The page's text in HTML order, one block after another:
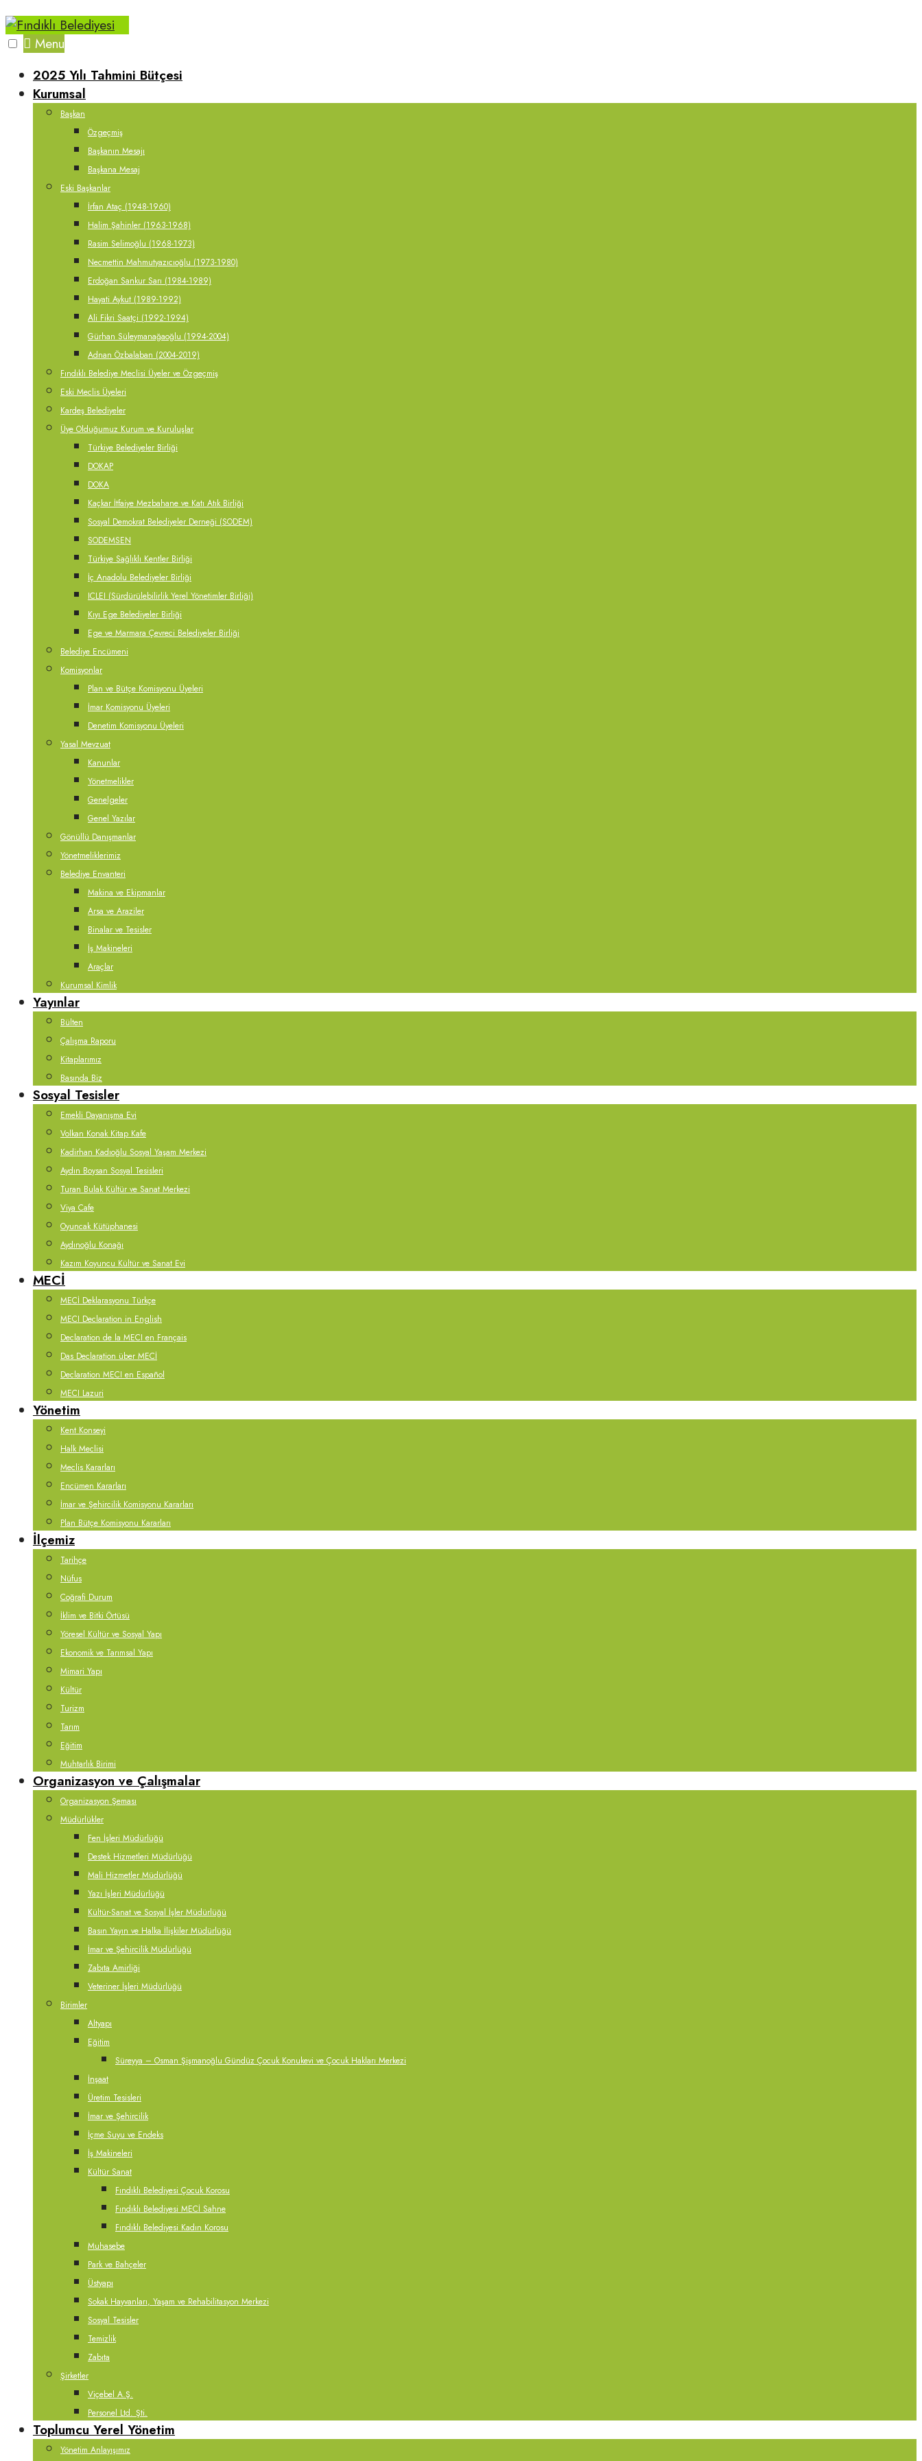
Skip
to
Menu
2025 Yılı Tahmini Bütçesi
Kurumsal
Başkan
Özgeçmiş
Başkanın Mesajı
Başkana Mesaj
Eski Başkanlar
İrfan Ataç (1948-1960)
Halim Şahinler (1963-1968)
Rasim Selimoğlu (1968-1973)
Necmettin Mahmutyazıcıoğlu (1973-1980)
Erdoğan Sankur Sarı (1984-1989)
Hayati Aykut (1989-1992)
Ali Fikri Saatçi (1992-1994)
Gürhan Süleymanağaoğlu (1994-2004)
Adnan Özbalaban (2004-2019)
Fındıklı Belediye Meclisi Üyeler ve Özgeçmiş
Eski Meclis Üyeleri
Kardeş Belediyeler
Üye Olduğumuz Kurum ve Kuruluşlar
Türkiye Belediyeler Birliği
DOKAP
DOKA
Kaçkar İtfaiye Mezbahane ve Katı Atık Birliği
Sosyal Demokrat Belediyeler Derneği (SODEM)
SODEMSEN
Türkiye Sağlıklı Kentler Birliği
İç Anadolu Belediyeler Birliği
ICLEI (Sürdürülebilirlik Yerel Yönetimler Birliği)
Kıyı Ege Belediyeler Birliği
Ege ve Marmara Çevreci Belediyeler Birliği
Belediye Encümeni
Komisyonlar
Plan ve Bütçe Komisyonu Üyeleri
İmar Komisyonu Üyeleri
Denetim Komisyonu Üyeleri
Yasal Mevzuat
Kanunlar
Yönetmelikler
Genelgeler
Genel Yazılar
Gönüllü Danışmanlar
Yönetmeliklerimiz
Belediye Envanteri
Makina ve Ekipmanlar
Arsa ve Araziler
Binalar ve Tesisler
İş Makineleri
Araçlar
Kurumsal Kimlik
Yayınlar
Bülten
Çalışma Raporu
Kitaplarımız
Basında Biz
Sosyal Tesisler
Emekli Dayanışma Evi
Volkan Konak Kitap Kafe
Kadirhan Kadıoğlu Sosyal Yaşam Merkezi
Aydın Boysan Sosyal Tesisleri
Turan Bulak Kültür ve Sanat Merkezi
Viya Cafe
Oyuncak Kütüphanesi
Aydınoğlu Konağı
Kazım Koyuncu Kültür ve Sanat Evi
MECİ
MECİ Deklarasyonu Türkçe
MECI Declaration in English
Declaration de la MECI en Français
Das Declaration über MECİ
Declaration MECI en Español
MECI Lazuri
Yönetim
Kent Konseyi
Halk Meclisi
Meclis Kararları
Encümen Kararları
İmar ve Şehircilik Komisyonu Kararları
Plan Bütçe Komisyonu Kararları
İlçemiz
Tarihçe
Nüfus
Coğrafi Durum
İklim ve Bitki Örtüsü
Yöresel Kültür ve Sosyal Yapı
Ekonomik ve Tarımsal Yapı
Mimari Yapı
Kültür
Turizm
Tarım
Eğitim
Muhtarlık Birimi
Organizasyon ve Çalışmalar
Organizasyon Şeması
Müdürlükler
Fen İşleri Müdürlüğü
Destek Hizmetleri Müdürlüğü
Mali Hizmetler Müdürlüğü
Yazı İşleri Müdürlüğü
Kültür-Sanat ve Sosyal İşler Müdürlüğü
Basın Yayın ve Halka İlişkiler Müdürlüğü
İmar ve Şehircilik Müdürlüğü
Zabıta Amirliği
Veteriner İşleri Müdürlüğü
Birimler
Altyapı
Eğitim
Süreyya – Osman Şişmanoğlu Gündüz Çocuk Konukevi ve Çocuk Hakları Merkezi
İnşaat
Üretim Tesisleri
İmar ve Şehircilik
İçme Suyu ve Endeks
İş Makineleri
Kültür Sanat
Fındıklı Belediyesi Çocuk Korosu
Fındıklı Belediyesi MECİ Sahne
Fındıklı Belediyesi Kadın Korosu
Muhasebe
Park ve Bahçeler
Üstyapı
Sokak Hayvanları, Yaşam ve Rehabilitasyon Merkezi
Sosyal Tesisler
Temizlik
Zabıta
Şirketler
Viçebel A.Ş.
Personel Ltd. Şti.
Toplumcu Yerel Yönetim
Yönetim Anlayışımız